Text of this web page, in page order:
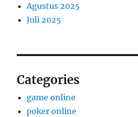
Agustus 2025
Juli 2025
Categories
game online
poker online